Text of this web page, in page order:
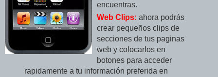
encuentras.
Web Clips: ahora podrás
crear pequeños clips de
secciones de tus paginas
web y colocarlos en
botones para acceder
rapidamente a tu información preferida en